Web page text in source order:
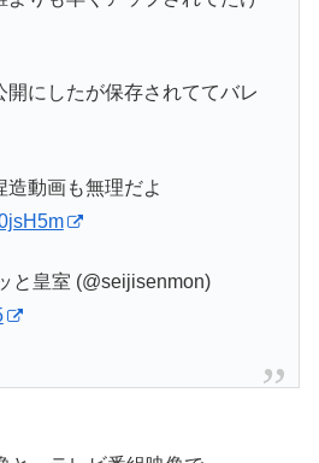
開にしたが保存されててバレ
動画も無理だよ
と皇室 (@seijisenmon)